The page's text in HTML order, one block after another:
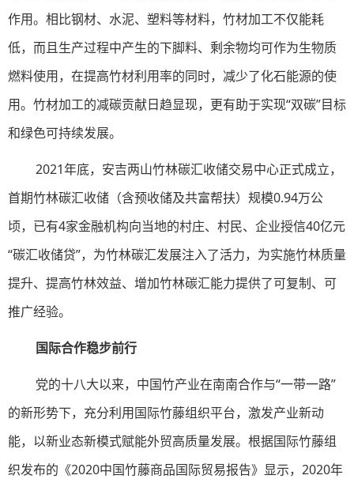
作用。相比钢材、水泥、塑料等材料，竹材加工不仅能耗
低，而且生产过程中产生的下脚料、剩余物均可作为生物质
燃料使用，在提高竹材利用率的同时，减少了化石能源的使
用。竹材加工的减碳贡献日趋显现，更有助于实现“双碳”目标
和绿色可持续发展。
2021年底，安吉两山竹林碳汇收储交易中心正式成立，
首期竹林碳汇收储（含预收储及共富帮扶）规模0.94万公
顷，已有4家金融机构向当地的村庄、村民、企业授信40亿元
“碳汇收储贷”，为竹林碳汇发展注入了活力，为实施竹林质量
提升、提高竹林效益、增加竹林碳汇能力提供了可复制、可
推广经验。
国际合作稳步前行
党的十八大以来，中国竹产业在南南合作与“一带一路”
的新形势下，充分利用国际竹藤组织平台，激发产业新动
能，以新业态新模式赋能外贸高质量发展。根据国际竹藤组
织发布的《2020中国竹藤商品国际贸易报告》显示，2020年